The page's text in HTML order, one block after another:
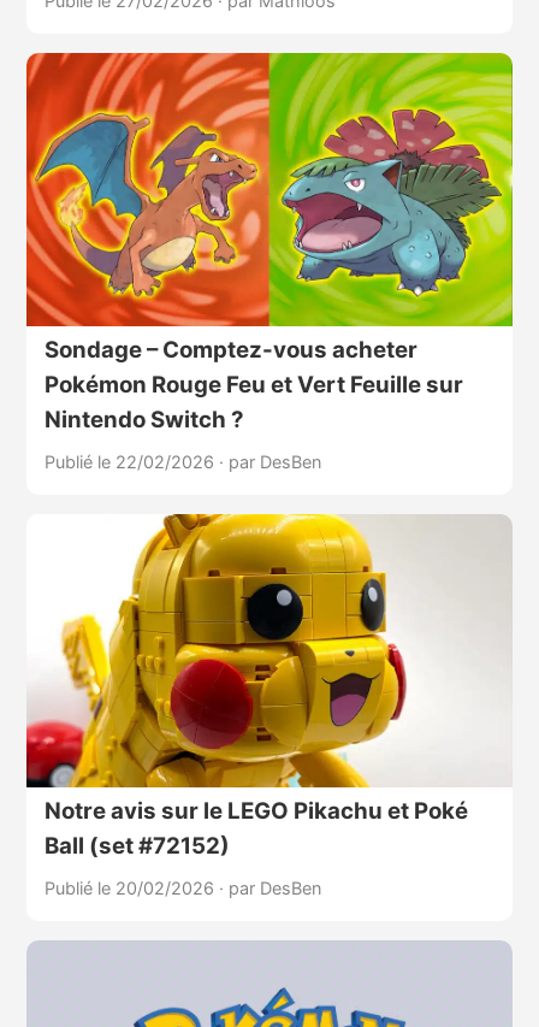
Sondage – Comptez-vous acheter
Pokémon Rouge Feu et Vert Feuille sur
Nintendo Switch ?
Publié le 22/02/2026 · par DesBen
Notre avis sur le LEGO Pikachu et Poké
Ball (set #72152)
Publié le 20/02/2026 · par DesBen